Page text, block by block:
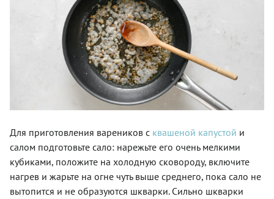
Для приготовления вареников с квашеной капустой и
салом подготовьте сало: нарежьте его очень мелкими
кубиками, положите на холодную сковороду, включите
нагрев и жарьте на огне чуть выше среднего, пока сало не
вытопится и не образуются шкварки. Сильно шкварки